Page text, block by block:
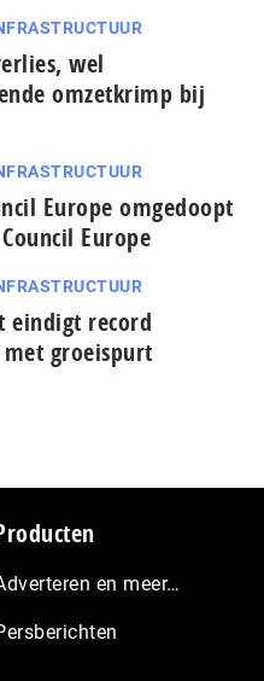
wel
omzetkrimp bij
Europe omgedoopt
Europe
eindigt record
groeispurt
en meer…